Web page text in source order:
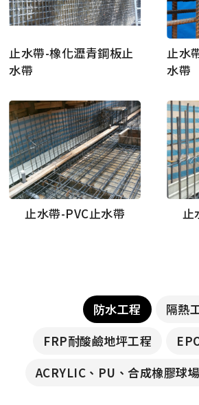
防水工程
隔熱
FRP耐酸鹼地坪工程
ACRYLIC、PU、合成橡膠球
止水帶-橡化瀝青鋼板止
水帶
止水
水帶
止水帶-PVC止水帶 止